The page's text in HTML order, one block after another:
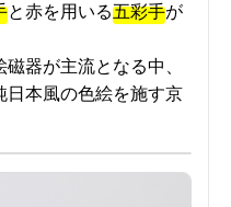
と赤を用いる五彩手が
器が主流となる中、
日本風の色絵を施す京